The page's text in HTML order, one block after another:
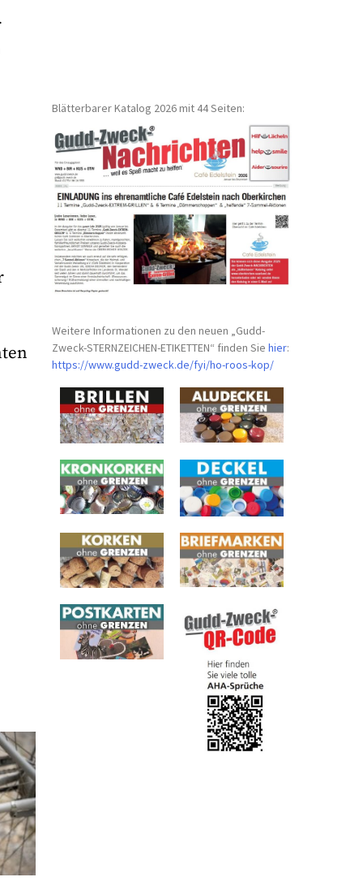
Blätterbarer Katalog 2026 mit 44 Seiten:
Weitere Informationen zu den neuen „Gudd-
Zweck-STERNZEICHEN-ETIKETTEN“ finden Siehier:
https://www.gudd-zweck.de/fyi/ho-roos-kop/